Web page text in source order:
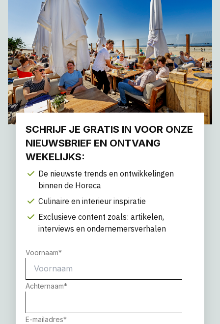
SCHRIJF JE GRATIS IN VOOR ONZE
NIEUWSBRIEF EN ONTVANG
WEKELIJKS:
De nieuwste trends en ontwikkelingen
binnen de Horeca
Culinaire en interieur inspiratie
Exclusieve content zoals: artikelen,
interviews en ondernemersverhalen
Voornaam*
Achternaam*
E-mailadres*